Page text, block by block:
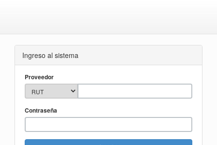
Ingreso al sistema
Proveedor
Contraseña